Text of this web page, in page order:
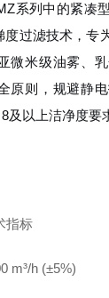
系列中的紧凑
度过滤技术，专
微米级油雾、
原则，规避静
及以上洁净度要
指标
m³/h (±5%)